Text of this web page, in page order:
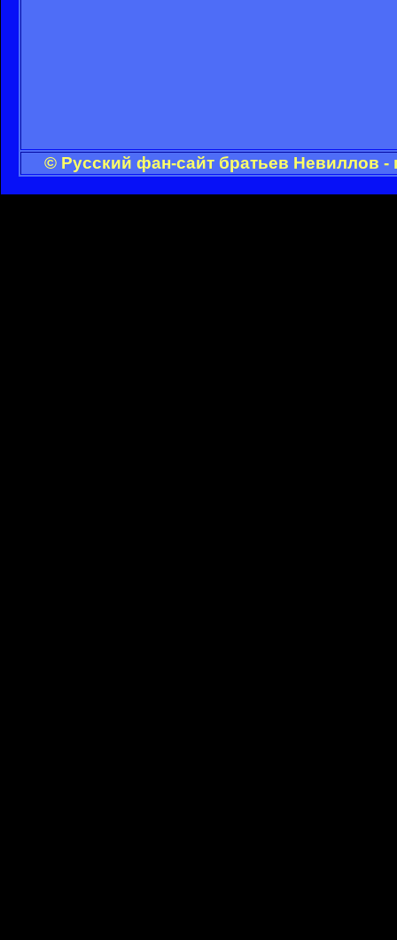
© Русский фан-сайт братьев Невиллов